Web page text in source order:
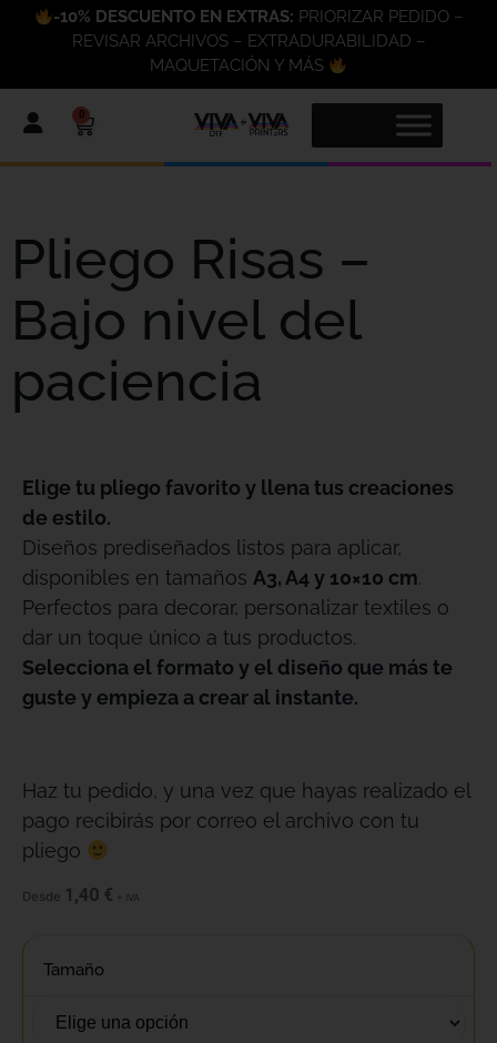
-10% DESCUENTO EN EXTRAS: PRIORIZAR PEDIDO –
REVISAR ARCHIVOS – EXTRADURABILIDAD –
MAQUETACIÓN Y MÁS
0
Pliego Risas –
Bajo nivel del
paciencia
Elige tu pliego favorito y llena tus creaciones
de estilo.
Diseños prediseñados listos para aplicar,
disponibles en tamaños A3, A4 y 10×10 cm.
Perfectos para decorar, personalizar textiles o
dar un toque único a tus productos.
Selecciona el formato y el diseño que más te
guste y empieza a crear al instante.
Haz tu pedido, y una vez que hayas realizado el
pago recibirás por correo el archivo con tu
pliego
Desde 1,40 € + IVA
Tamaño